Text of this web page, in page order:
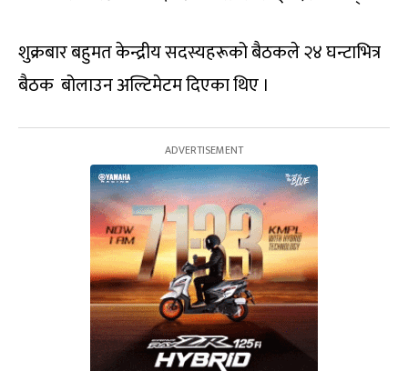
शुक्रबार बहुमत केन्द्रीय सदस्यहरूको बैठकले २४ घन्टाभित्र
बैठक बोलाउन अल्टिमेटम दिएका थिए ।